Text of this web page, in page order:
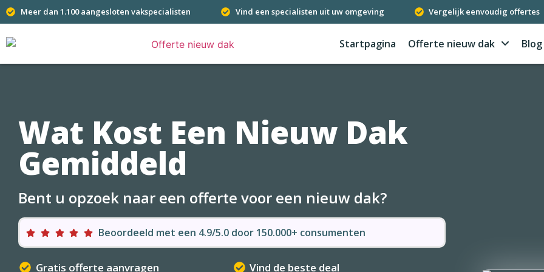
Meer dan 1.100 aangesloten vakspecialisten Vind een specialisten uit uw omgeving Vergelijk eenvoudig offertes
Startpagina Offerte nieuw dak Blog
Wat Kost Een Nieuw Dak
Gemiddeld
Bent u opzoek naar een offerte voor een nieuw dak?
Beoordeeld met een 4.9/5.0 door 150.000+ consumenten
Gratis offerte aanvragen
Vind de beste deal